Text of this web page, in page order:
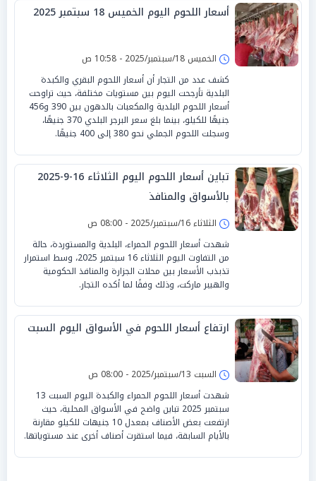
أسعار اللحوم اليوم الخميس 18 سبتمبر 2025
الخميس 18/سبتمبر/2025 - 10:58 ص
كشف عدد من التجار أن أسعار اللحوم البقري والكبدة
البلدية تأرجحت اليوم بين مستويات مختلفة، حيث تراوحت
أسعار اللحوم البلدية والمكعبات بالدهون بين 390 و456
جنيهًا للكيلو، بينما بلغ سعر البرجر البلدي 370 جنيهًا،
وسجلت اللحوم الجملي نحو 380 إلى 400 جنيهًا.
تباين أسعار اللحوم اليوم الثلاثاء 16-9-2025
بالأسواق والمنافذ
الثلاثاء 16/سبتمبر/2025 - 08:00 ص
شهدت أسعار اللحوم الحمراء، البلدية والمستوردة، حالة
من التفاوت اليوم الثلاثاء 16 سبتمبر 2025، وسط استمرار
تذبذب الأسعار بين محلات الجزارة والمنافذ الحكومية
والهيبر ماركت، وذلك وفقًا لما أكده التجار.
ارتفاع أسعار اللحوم في الأسواق اليوم السبت
السبت 13/سبتمبر/2025 - 08:00 ص
شهدت أسعار اللحوم الحمراء والكبدة اليوم السبت 13
سبتمبر 2025 تباين واضح في الأسواق المحلية، حيث
ارتفعت بعض الأصناف بمعدل 10 جنيهات للكيلو مقارنة
بالأيام السابقة، فيما استقرت أصناف أخرى عند مستوياتها.